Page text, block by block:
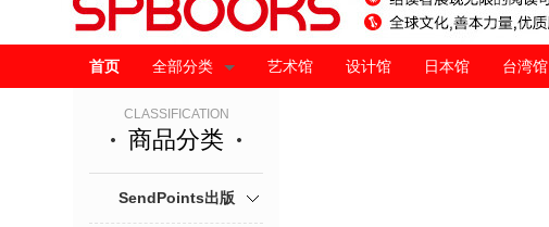
首页 全部分类 艺术馆 设计馆 日本馆 台湾馆
CLASSIFICATION
商品分类
SendPoints出版